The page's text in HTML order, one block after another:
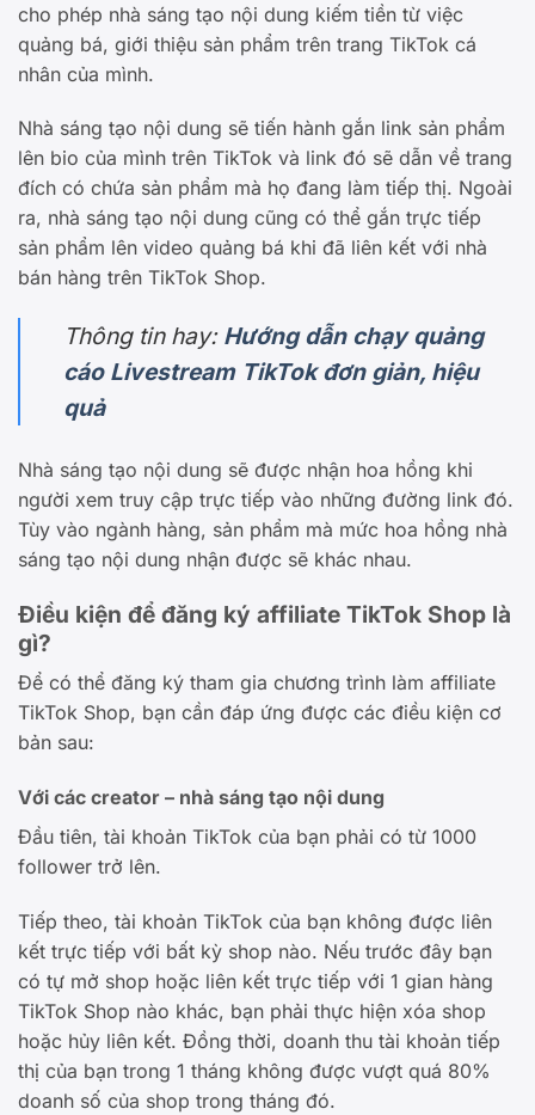
cho phép nhà sáng tạo nội dung kiếm tiền từ việc
quảng bá, giới thiệu sản phẩm trên trang TikTok cá
nhân của mình.
Nhà sáng tạo nội dung sẽ tiến hành gắn link sản phẩm
lên bio của mình trên TikTok và link đó sẽ dẫn về trang
đích có chứa sản phẩm mà họ đang làm tiếp thị. Ngoài
ra, nhà sáng tạo nội dung cũng có thể gắn trực tiếp
sản phẩm lên video quảng bá khi đã liên kết với nhà
bán hàng trên TikTok Shop.
Thông tin hay: Hướng dẫn chạy quảng
cáo Livestream TikTok đơn giản, hiệu
quả
Nhà sáng tạo nội dung sẽ được nhận hoa hồng khi
người xem truy cập trực tiếp vào những đường link đó.
Tùy vào ngành hàng, sản phẩm mà mức hoa hồng nhà
sáng tạo nội dung nhận được sẽ khác nhau.
Điều kiện để đăng ký affiliate TikTok Shop là
gì?
Để có thể đăng ký tham gia chương trình làm affiliate
TikTok Shop, bạn cần đáp ứng được các điều kiện cơ
bản sau:
Với các creator – nhà sáng tạo nội dung
Đầu tiên, tài khoản TikTok của bạn phải có từ 1000
follower trở lên.
Tiếp theo, tài khoản TikTok của bạn không được liên
kết trực tiếp với bất kỳ shop nào. Nếu trước đây bạn
có tự mở shop hoặc liên kết trực tiếp với 1 gian hàng
TikTok Shop nào khác, bạn phải thực hiện xóa shop
hoặc hủy liên kết. Đồng thời, doanh thu tài khoản tiếp
thị của bạn trong 1 tháng không được vượt quá 80%
doanh số của shop trong tháng đó.